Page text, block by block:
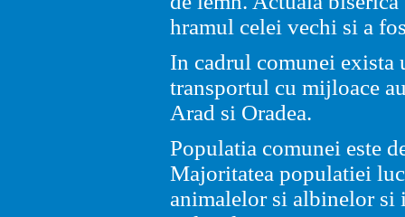
hramul celei vechi si a
In cadrul comunei exista
transportul cu mijloace
Arad si Oradea.
Populatia comunei este
Majoritatea populatiei
animalelor si albinelor si